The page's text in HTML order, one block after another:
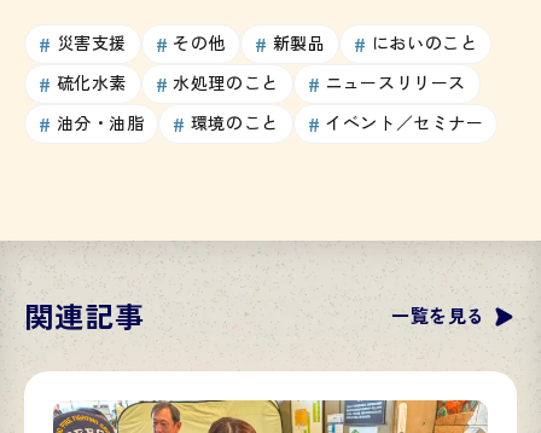
災害支援 その他 新製品
においのこと
硫化水素
水処理のこと
ニュースリリース
油分・油脂
環境のこと イベント／セミナー
関連記事 一覧を見る